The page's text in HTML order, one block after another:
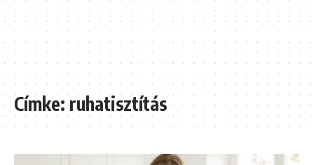
Címke:ruhatisztítás